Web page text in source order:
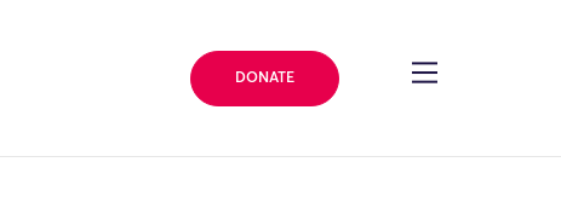
DONATE